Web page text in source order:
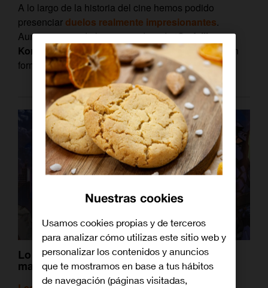
A lo largo de la historia del cine hemos podido
presenciar duelos realmente impresionantes.
Aunque pocos de la envergadura de ‘Godzilla vs
Kong
’,blockbusterque se estrena el 10 de mayo en
formato ‘House Premiere’ enOrange TV.
Lo que el cine de ciencia-ficción le debe al
manga japonés
Nuestras cookies
Usamos cookies propias y de terceros
para analizar cómo utilizas este sitio web y
personalizar los contenidos y anuncios
que te mostramos en base a tus hábitos
de navegación (páginas visitadas,